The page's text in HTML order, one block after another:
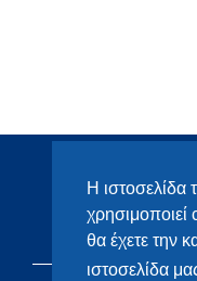
Η ιστοσελίδα
χρησιμοποιεί
θα έχετε την
ιστοσελίδα